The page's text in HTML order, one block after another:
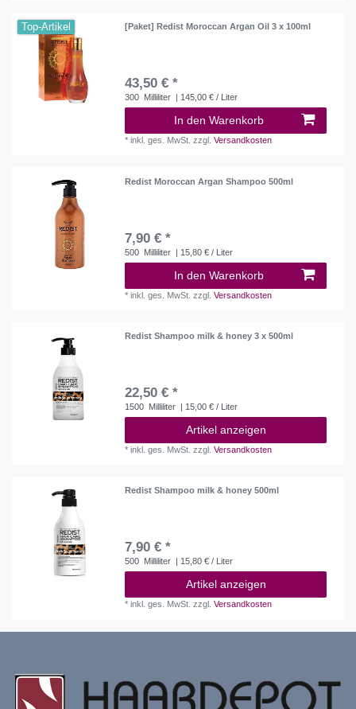
Top-Artikel [Paket] Redist Moroccan Argan Oil 3 x 100ml
43,50 € *
300 Milliliter | 145,00 € / Liter
In den Warenkorb
*inkl. ges. MwSt. zzgl.Versandkosten
Redist Moroccan Argan Shampoo 500ml
7,90 € *
500 Milliliter | 15,80 € / Liter
In den Warenkorb
*inkl. ges. MwSt. zzgl.Versandkosten
Redist Shampoo milk & honey 3 x 500ml
22,50 € *
1500 Milliliter | 15,00 € / Liter
Artikel anzeigen
*inkl. ges. MwSt. zzgl.Versandkosten
Redist Shampoo milk & honey 500ml
7,90 € *
500 Milliliter | 15,80 € / Liter
Artikel anzeigen
*inkl. ges. MwSt. zzgl.Versandkosten